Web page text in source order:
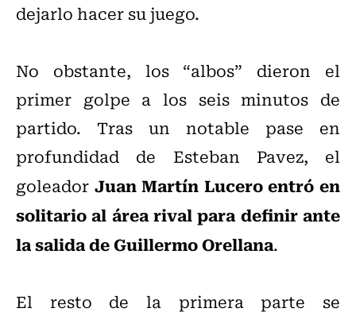
dejarlo hacer su juego.
No obstante, los “albos” dieron el
primer golpe a los seis minutos de
partido. Tras un notable pase en
profundidad de Esteban Pavez, el
goleador Juan Martín Lucero entró en
solitario al área rival para definir ante
la salida de Guillermo Orellana.
El resto de la primera parte se